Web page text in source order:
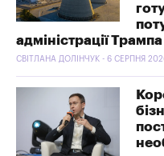
адміністрації Трампа
СВІТЛАНА ДОЛІНЧУК - 6 СЕРПНЯ